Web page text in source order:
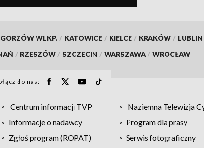
GORZÓW WLKP. / KATOWICE / KIELCE / KRAKÓW / LUBLIN
/ RZESZÓW / SZCZECIN / WARSZAWA / WROCŁAW
do nas:
Centrum informacji TVP Naziemna Telewizja
Informacje o nadawcy
Program dla prasy
Zgłoś program (ROPAT) Serwis fotograficzny